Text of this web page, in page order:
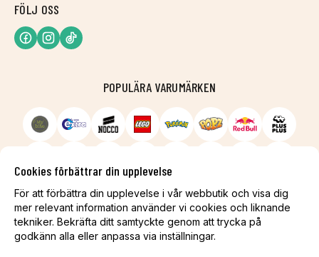
Cookies förbättrar din upplevelse
För att förbättra din upplevelse i vår webbutik och visa dig
mer relevant information använder vi cookies och liknande
tekniker. Bekräfta ditt samtyckte genom att trycka på
godkänn alla eller anpassa via inställningar.
FÖLJ OSS
POPULÄRA VARUMÄRKEN